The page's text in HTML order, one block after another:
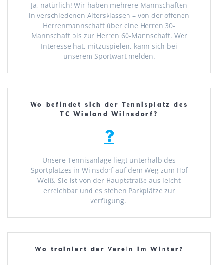
Ja, natürlich! Wir haben mehrere Mannschaften
in verschiedenen Altersklassen – von der offenen
Herrenmannschaft über eine Herren 30-
Mannschaft bis zur Herren 60-Mannschaft. Wer
Interesse hat, mitzuspielen, kann sich bei
unserem Sportwart melden.
Wo befindet sich der Tennisplatz des
TC Wieland Wilnsdorf?
Unsere Tennisanlage liegt unterhalb des
Sportplatzes in Wilnsdorf auf dem Weg zum Hof
Weiß. Sie ist von der Hauptstraße aus leicht
erreichbar und es stehen Parkplätze zur
Verfügung.
Wo trainiert der Verein im Winter?